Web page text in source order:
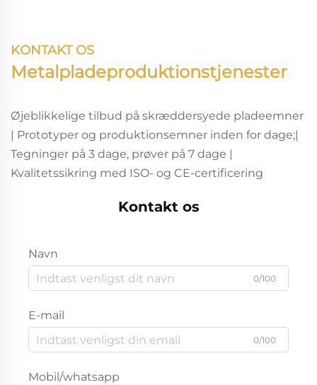
KONTAKT OS
Metalpladeproduktionstjenester
Øjeblikkelige tilbud på skræddersyede pladeemner
| Prototyper og produktionsemner inden for dage;|
Tegninger på 3 dage, prøver på 7 dage |
Kvalitetssikring med ISO- og CE-certificering
Kontakt os
Navn
0/100
E-mail
0/100
Mobil/whatsapp